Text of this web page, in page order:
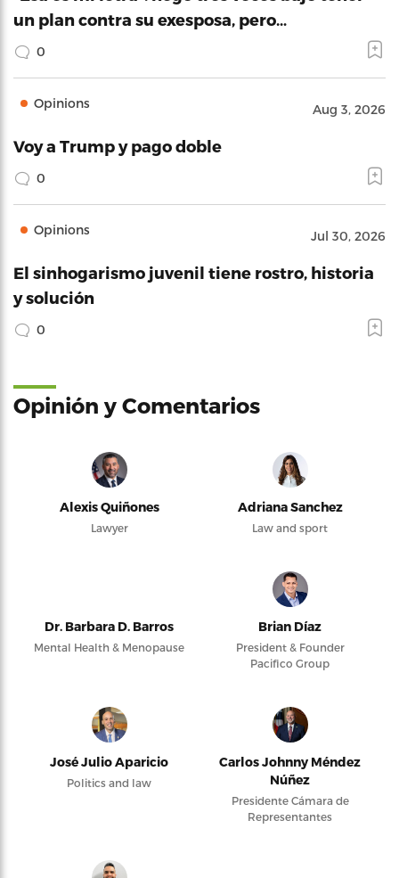
un plan contra su exesposa, pero…
0
Opinions Aug 3, 2026
Voy a Trump y pago doble
0
Opinions Jul 30, 2026
El sinhogarismo juvenil tiene rostro, historia
y solución
0
Opinión y Comentarios
Alexis Quiñones
Lawyer
Adriana Sanchez
Law and sport
Dr. Barbara D. Barros
Mental Health & Menopause
Brian Díaz
President & Founder
Pacifico Group
José Julio Aparicio
Politics and law
Carlos Johnny Méndez
Núñez
Presidente Cámara de
Representantes